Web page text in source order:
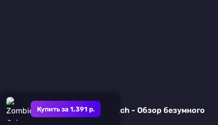
Купить за 1,391 р.
ZOE Begone! на Nintendo Switch - Обзор безумного
хелл-шутера с зомби